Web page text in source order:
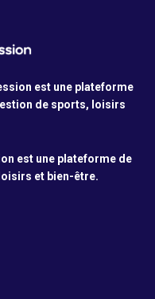
est une plateforme
de sports, loisirs
est une plateforme de
et bien-être.